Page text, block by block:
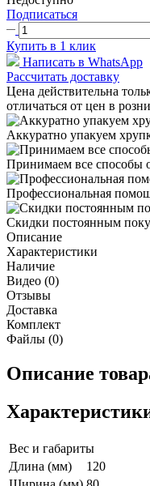
Подписаться
Купить в 1 клик
Написать в WhatsApp
Рассчитать доставку
Цена действительна
отличаться от цен в
Аккуратно упакуем
Принимаем все способы
Профессиональная
Скидки постоянным
Описание
Характеристики
Наличие
Видео (0)
Отзывы
Доставка
Комплект
Файлы (0)
Описание
Вес и габариты
Длина (мм)
120